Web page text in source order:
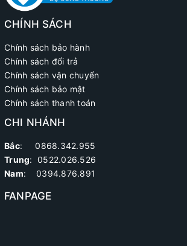
CHÍNH SÁCH
Chính sách bảo hành
Chính sách đổi trả
Chính sách vận chuyển
Chính sách bảo mật
Chính sách thanh toán
CHI NHÁNH
Bắc: 0868.342.955
Trung: 0522.026.526
Nam: 0394.876.891
FANPAGE